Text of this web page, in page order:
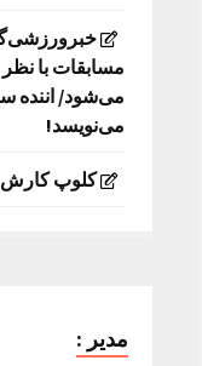
مسابقات با
می‌شود/ اننده
می‌نویسد!
کلوپ کارش
مدیر :